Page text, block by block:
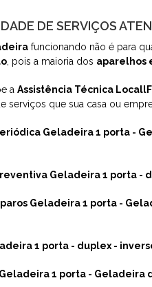
DE SERVIÇOS
funcionando não é para
, pois a maioria dos aparelhos
a Assistência Técnica
serviços que sua casa ou
Geladeira 1 porta -
Geladeira 1 porta -
Geladeira 1 porta -
1 porta - duplex -
1 porta -